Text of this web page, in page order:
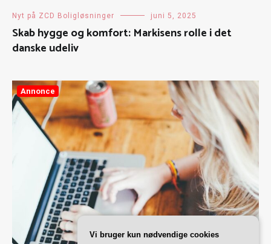
Nyt på ZCD Boligløsninger juni 5, 2025
Skab hygge og komfort: Markisens rolle i det
danske udeliv
Annonce
Vi bruger kun nødvendige cookies